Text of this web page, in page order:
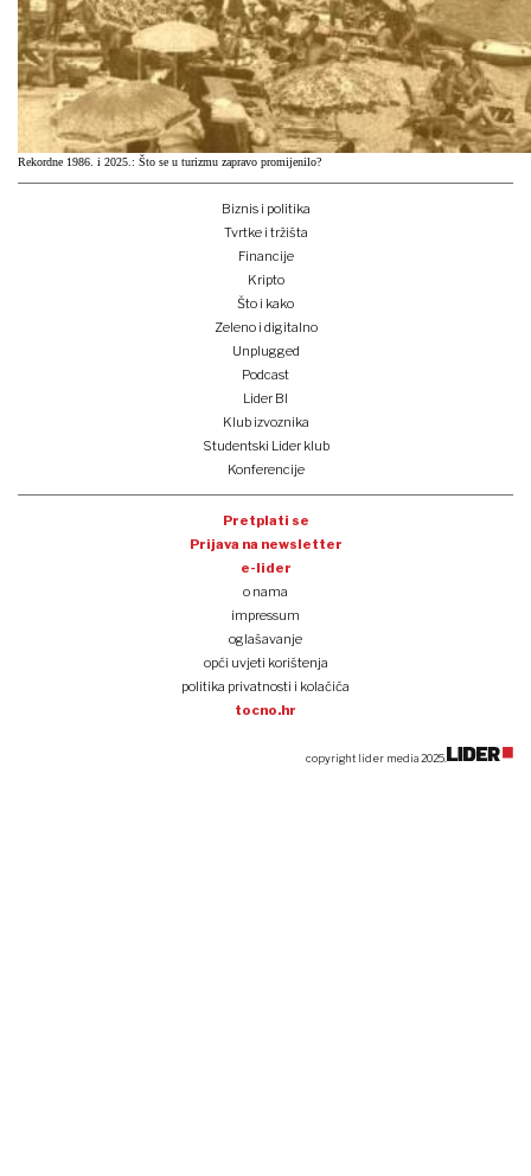
Rekordne 1986. i 2025.: Što se u turizmu zapravo promijenilo?
Biznis i politika
Tvrtke i tržišta
Financije
Kripto
Što i kako
Zeleno i digitalno
Unplugged
Podcast
Lider BI
Klub izvoznika
Studentski Lider klub
Konferencije
Pretplati se
Prijava na newsletter
e-lider
o nama
impressum
oglašavanje
opći uvjeti korištenja
politika privatnosti i kolačića
tocno.hr
copyright lider media 2025.